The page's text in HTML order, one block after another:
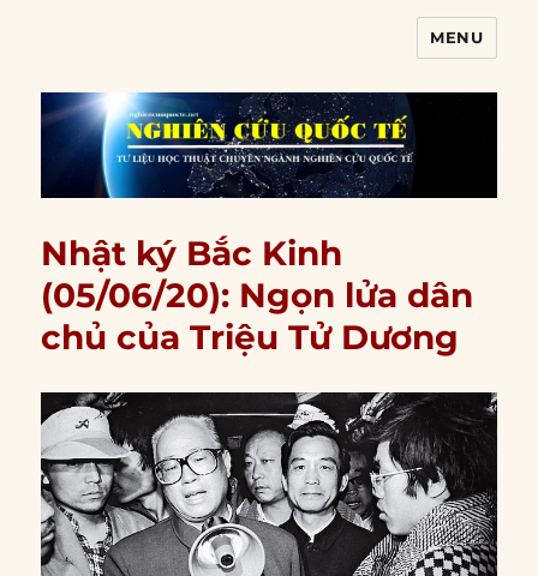
MENU
Nhật ký Bắc Kinh
(05/06/20): Ngọn lửa dân
chủ của Triệu Tử Dương